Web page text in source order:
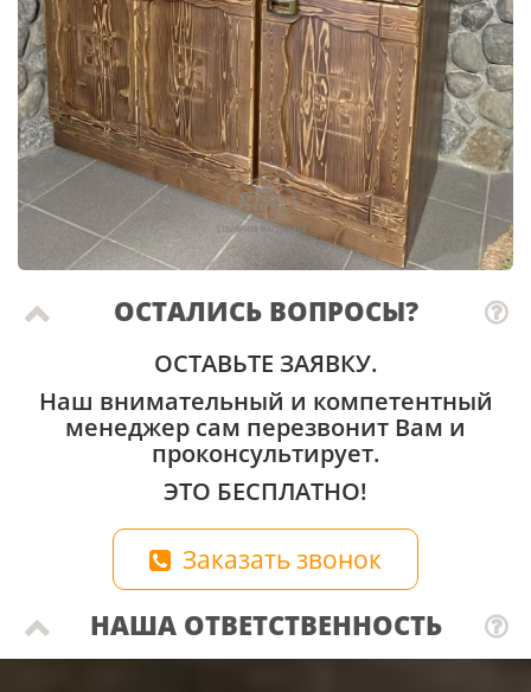
ОСТАЛИСЬ ВОПРОСЫ?
ОСТАВЬТЕ ЗАЯВКУ.
Наш внимательный и компетентный
менеджер сам перезвонит Вам и
проконсультирует.
ЭТО БЕСПЛАТНО!
Заказать звонок
НАША ОТВЕТСТВЕННОСТЬ